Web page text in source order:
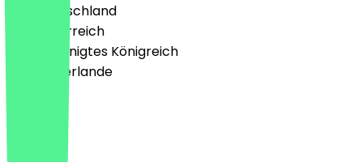
🇩🇪 Deutschland
🇦🇹 Österreich
🇬🇧 Vereinigtes Königreich
🇳🇱 Niederlande
Deutsch